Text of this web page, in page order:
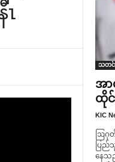
သတင်
အာ
ထိုင်
KIC
ဩဂုတ်
ပြ
နေသ